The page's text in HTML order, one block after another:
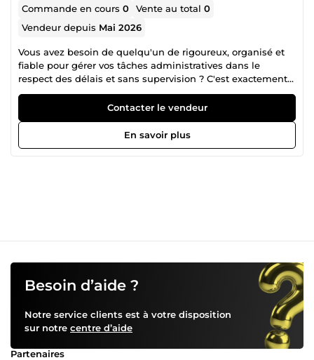
Commande en cours0 Vente au total0
Vendeur depuis Mai 2026
Vous avez besoin de quelqu'un de rigoureux, organisé et
fiable pour gérer vos tâches administratives dans le
respect des délais et sans supervision ? C'est exactement
ce que je fais. Je suis Ivana, Assistante Virtuelle avec 5 ans
d'expérience dans deux environnements exigeants : un
cabinet d'avocats (SCP Honesty Chambers) et une
institution de microfinance réglementée (ADVANS
Cameroun). J'apporte à chaque mission un niveau de
ans en cabinet d'avocats et microfinance ✔️
Professionalisme, confidentialité et discrétion garantis ⚡
Disponible immédiatement à temps partiel ou temps
plein – réponse rapide 📩 Contactez-moi pour discuter de
votre besoin.
Contacter le vendeur
En savoir plus
Besoin d’aide ?
Notre service clients est à votre disposition
sur notre centre d’aide
Partenaires